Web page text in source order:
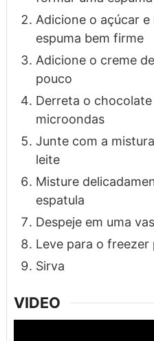
Adicione o açúcar
espuma bem firme
Adicione o creme
pouco
Derreta o
microondas
Junte com a
leite
Misture
espatula
Despeje em uma
Leve para o
Sirva
VIDEO